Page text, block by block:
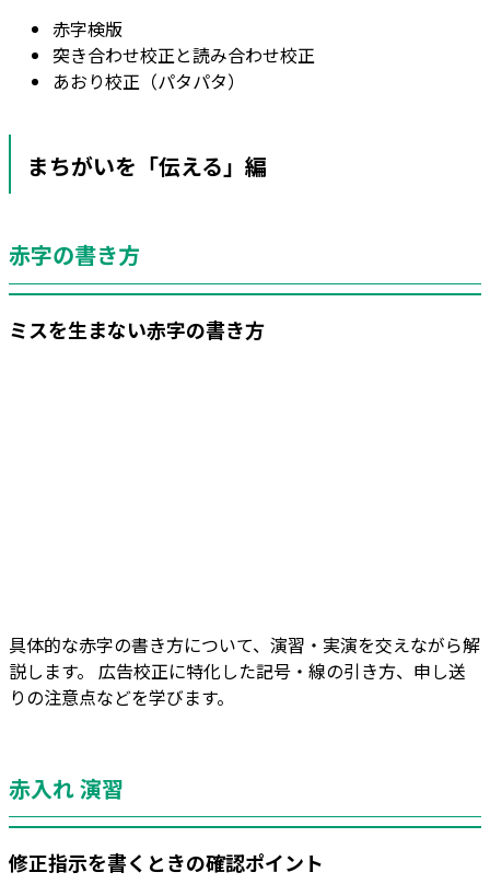
赤字検版
突き合わせ校正と読み合わせ校正
あおり校正（パタパタ）
まちがいを「伝える」編
赤字の書き方
ミスを生まない赤字の書き方
具体的な赤字の書き方について、演習・実演を交えながら解
説します。 広告校正に特化した記号・線の引き方、申し送
りの注意点などを学びます。
赤入れ 演習
修正指示を書くときの確認ポイント